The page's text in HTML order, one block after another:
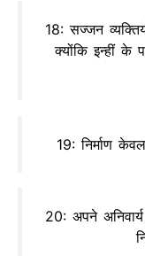
18: सज्जन
क्योंकि इन्हीं के
19: निर्माण
20: अपने